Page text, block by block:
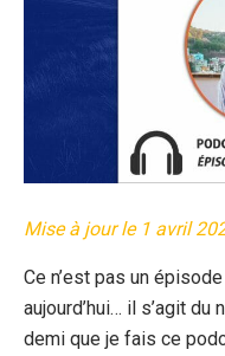
Mise à jour le 1 avril
Ce n’est pas un
aujourd’hui… il s’agit
demi que je fais ce